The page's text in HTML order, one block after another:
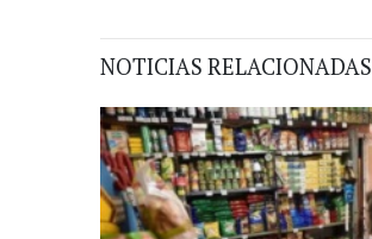
NOTICIAS RELACIONADAS